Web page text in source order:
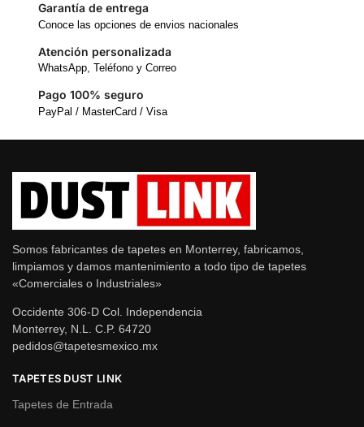
Garantía de entrega
Conoce las opciones de envios nacionales
Atención personalizada
WhatsApp, Teléfono y Correo
Pago 100% seguro
PayPal / MasterCard / Visa
Somos fabricantes de tapetes en Monterrey, fabricamos,
limpiamos y damos mantenimiento a todo tipo de tapetes
«Comerciales o Industriales»
Occidente 306-D Col. Independencia
Monterrey, N.L. C.P. 64720
pedidos@tapetesmexico.mx
TAPETES DUST LINK
Tapetes de Entrada